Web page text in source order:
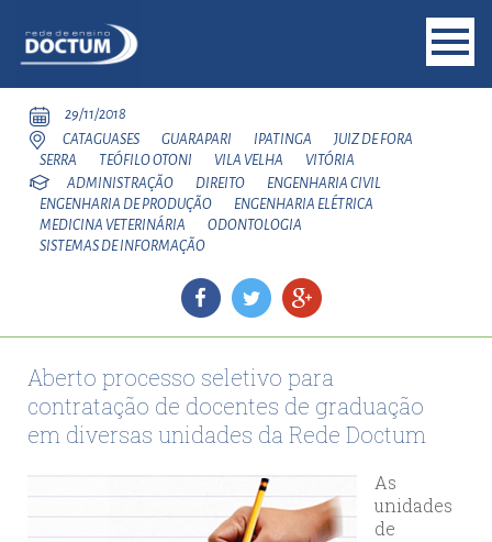
29/11/2018
CATAGUASES
GUARAPARI IPATINGA
JUIZ DE FORA
SERRA
TEÓFILO OTONI VILA VELHA
VITÓRIA
ADMINISTRAÇÃO
DIREITO
ENGENHARIA CIVIL
ENGENHARIA DE PRODUÇÃO
ENGENHARIA ELÉTRICA
MEDICINA VETERINÁRIA
ODONTOLOGIA
SISTEMAS DE INFORMAÇÃO
Aberto processo seletivo para
contratação de docentes de graduação
em diversas unidades da Rede Doctum
As
unidades
de